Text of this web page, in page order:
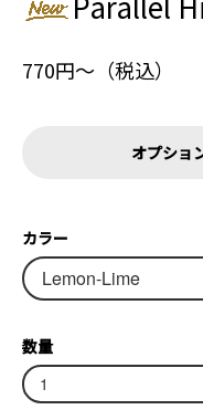
770円〜（税込）
オプショ
カラー
数量